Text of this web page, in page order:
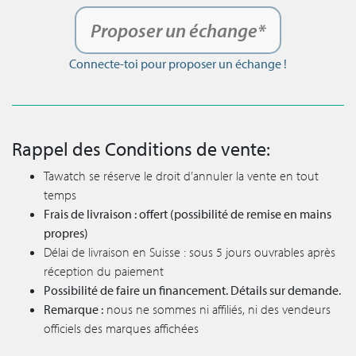
Proposer un échange*
Connecte-toi pour proposer un échange !
Rappel des Conditions de vente:
Tawatch se réserve le droit d’annuler la vente en tout
temps
Frais de livraison : offert (possibilité de remise en mains
propres)
Délai de livraison en Suisse : sous 5 jours ouvrables après
réception du paiement
Possibilité de faire un financement. Détails sur demande.
Remarque : nous ne sommes ni affiliés, ni des vendeurs
officiels des marques affichées